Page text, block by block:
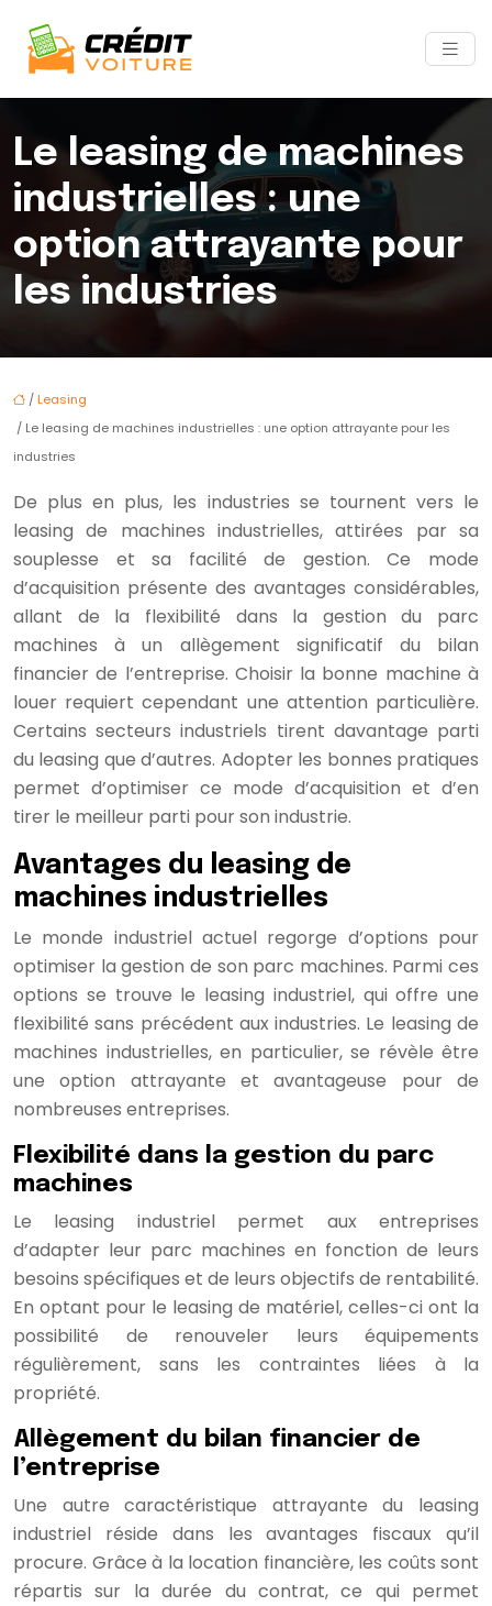
Le leasing de machines
industrielles : une
option attrayante pour
les industries
/ Leasing
/ Le leasing de machines industrielles : une option attrayante pour les
industries
De plus en plus, les industries se tournent vers le
leasing de machines industrielles, attirées par sa
souplesse et sa facilité de gestion. Ce mode
d’acquisition présente des avantages considérables,
allant de la flexibilité dans la gestion du parc
machines à un allègement significatif du bilan
financier de l’entreprise. Choisir la bonne machine à
louer requiert cependant une attention particulière.
Certains secteurs industriels tirent davantage parti
du leasing que d’autres. Adopter les bonnes pratiques
permet d’optimiser ce mode d’acquisition et d’en
tirer le meilleur parti pour son industrie.
Avantages du leasing de
machines industrielles
Le monde industriel actuel regorge d’options pour
optimiser la gestion de son parc machines. Parmi ces
options se trouve le leasing industriel, qui offre une
flexibilité sans précédent aux industries. Le leasing de
machines industrielles, en particulier, se révèle être
une option attrayante et avantageuse pour de
nombreuses entreprises.
Flexibilité dans la gestion du parc
machines
Le leasing industriel permet aux entreprises
d’adapter leur parc machines en fonction de leurs
besoins spécifiques et de leurs objectifs de rentabilité.
En optant pour le leasing de matériel, celles-ci ont la
possibilité de renouveler leurs équipements
régulièrement, sans les contraintes liées à la
propriété.
Allègement du bilan financier de
l’entreprise
Une autre caractéristique attrayante du leasing
industriel réside dans les avantages fiscaux qu’il
procure. Grâce à la location financière, les coûts sont
répartis sur la durée du contrat, ce qui permet